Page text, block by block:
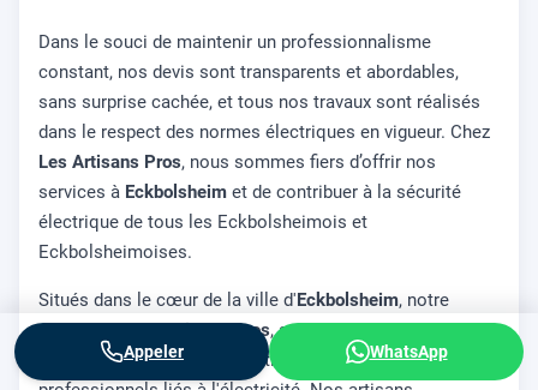
Dans le souci de maintenir un professionnalisme
constant, nos devis sont transparents et abordables,
sans surprise cachée, et tous nos travaux sont réalisés
dans le respect des normes électriques en vigueur. Chez
Les Artisans Pros, nous sommes fiers d’offrir nos
services à Eckbolsheim et de contribuer à la sécurité
électrique de tous les Eckbolsheimois et
Eckbolsheimoises.
Situés dans le cœur de la ville d'Eckbolsheim, notre
entreprise,Les Artisans Pros, se démarque par son
engagement à offrir une multitude de services
Appeler WhatsApp